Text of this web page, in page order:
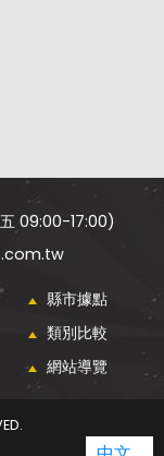
09:00-17:00)
縣市據點
類別比較
網站導覽